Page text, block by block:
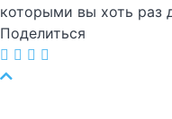
которыми вы хоть раз
Поделиться